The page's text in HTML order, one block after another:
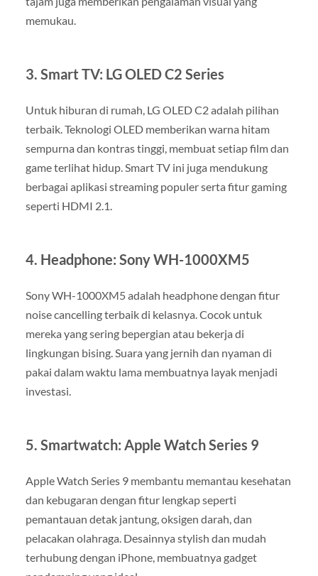
memukau.
3. Smart TV: LG OLED C2 Series
Untuk hiburan di rumah, LG OLED C2 adalah pilihan
terbaik. Teknologi OLED memberikan warna hitam
sempurna dan kontras tinggi, membuat setiap film dan
game terlihat hidup. Smart TV ini juga mendukung
berbagai aplikasi streaming populer serta fitur gaming
seperti HDMI 2.1.
4. Headphone: Sony WH-1000XM5
Sony WH-1000XM5 adalah headphone dengan fitur
noise cancelling terbaik di kelasnya. Cocok untuk
mereka yang sering bepergian atau bekerja di
lingkungan bising. Suara yang jernih dan nyaman di
pakai dalam waktu lama membuatnya layak menjadi
investasi.
5. Smartwatch: Apple Watch Series 9
Apple Watch Series 9 membantu memantau kesehatan
dan kebugaran dengan fitur lengkap seperti
pemantauan detak jantung, oksigen darah, dan
pelacakan olahraga. Desainnya stylish dan mudah
terhubung dengan iPhone, membuatnya gadget